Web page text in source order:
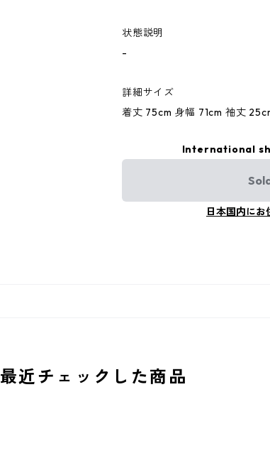
状態説明
-
詳細サイズ
着丈 75cm 身幅 71cm 袖丈
International
日本国内にお
最近チェックした商品